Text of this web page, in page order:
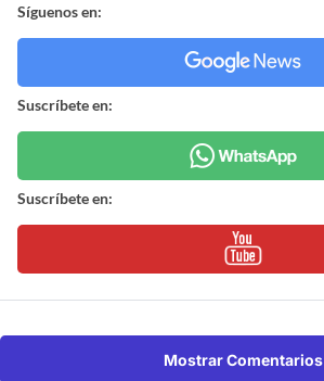
Síguenos en:
Suscríbete en:
Suscríbete en:
Mostrar Comentarios